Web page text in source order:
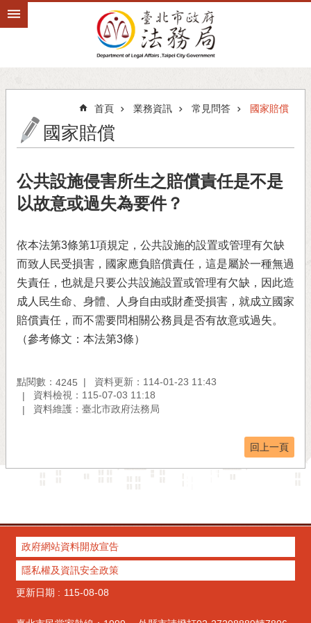
跳到主要內容區塊
首頁 業務資訊 常見問答 國家賠償
國家賠償
公共設施侵害所生之賠償責任是不是
以故意或過失為要件？
依本法第3條第1項規定，公共設施的設置或管理有欠缺
而致人民受損害，國家應負賠償責任，這是屬於一種無過
失責任，也就是只要公共設施設置或管理有欠缺，因此造
成人民生命、身體、人身自由或財產受損害，就成立國家
賠償責任，而不需要問相關公務員是否有故意或過失。
（參考條文：本法第3條）
點閱數： 4245
資料更新：114-01-23 11:43
資料檢視：115-07-03 11:18
資料維護：臺北市政府法務局
回上一頁
政府網站資料開放宣告
隱私權及資訊安全政策
更新日期
115-08-08